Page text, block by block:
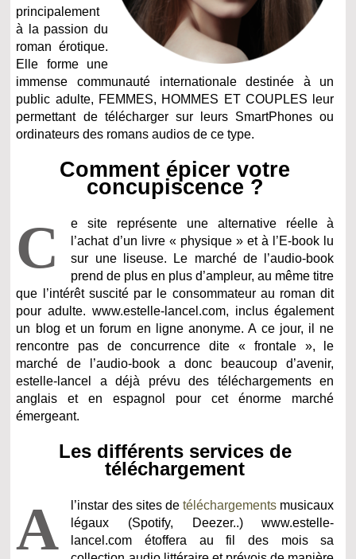
principalement
à la passion du
roman érotique.
Elle forme une
immense communauté internationale destinée à un
public adulte, FEMMES, HOMMES ET COUPLES leur
permettant de télécharger sur leurs SmartPhones ou
ordinateurs des romans audios de ce type.
Comment épicer votre
concupiscence ?
C
e site représente une alternative réelle à
l’achat d’un livre « physique » et à l’E-book lu
sur une liseuse. Le marché de l’audio-book
prend de plus en plus d’ampleur, au même titre
que l’intérêt suscité par le consommateur au roman dit
pour adulte. www.estelle-lancel.com, inclus également
un blog et un forum en ligne anonyme. A ce jour, il ne
rencontre pas de concurrence dite « frontale », le
marché de l’audio-book a donc beaucoup d’avenir,
estelle-lancel a déjà prévu des téléchargements en
anglais et en espagnol pour cet énorme marché
émergeant.
Les différents services de
téléchargement
A l’instar des sites detéléchargements musicaux
légaux (Spotify, Deezer..) www.estelle-
lancel.com étoffera au fil des mois sa